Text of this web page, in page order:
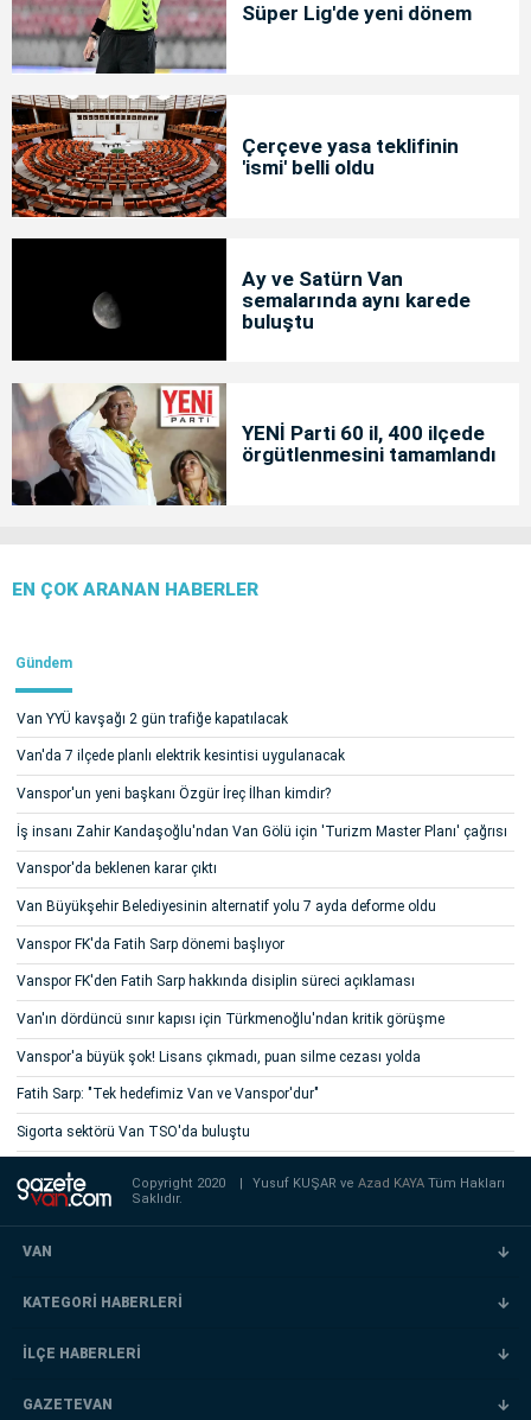
Süper Lig'de yeni dönem
Çerçeve yasa teklifinin
'ismi' belli oldu
Ay ve Satürn Van
semalarında aynı karede
buluştu
YENİ Parti 60 il, 400 ilçede
örgütlenmesini tamamlandı
EN ÇOK ARANAN HABERLER
Gündem
Van YYÜ kavşağı 2 gün trafiğe kapatılacak
Van'da 7 ilçede planlı elektrik kesintisi uygulanacak
Vanspor'un yeni başkanı Özgür İreç İlhan kimdir?
İş insanı Zahir Kandaşoğlu'ndan Van Gölü için 'Turizm Master Planı' çağrısı
Vanspor'da beklenen karar çıktı
Van Büyükşehir Belediyesinin alternatif yolu 7 ayda deforme oldu
Vanspor FK'da Fatih Sarp dönemi başlıyor
Vanspor FK'den Fatih Sarp hakkında disiplin süreci açıklaması
Van'ın dördüncü sınır kapısı için Türkmenoğlu'ndan kritik görüşme
Vanspor'a büyük şok! Lisans çıkmadı, puan silme cezası yolda
Fatih Sarp: "Tek hedefimiz Van ve Vanspor'dur"
Sigorta sektörü Van TSO'da buluştu
Copyright 2020 | Yusuf KUŞAR veAzad KAYATüm Hakları
Saklıdır.
VAN
KATEGORİ HABERLERİ
İLÇE HABERLERİ
GAZETEVAN